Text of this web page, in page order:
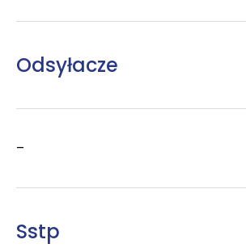
Odsyłacze
–
Sstp